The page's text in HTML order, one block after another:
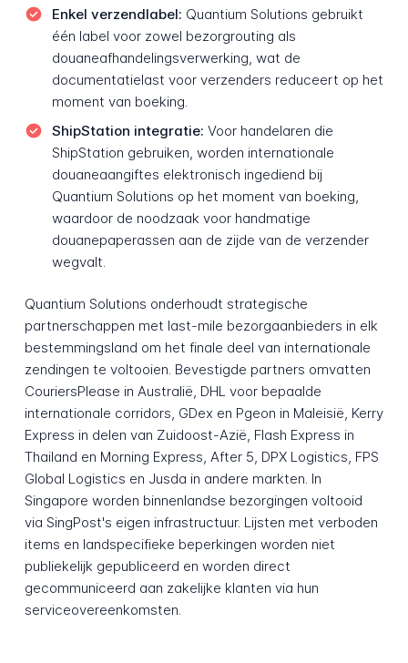
Enkel verzendlabel: Quantium Solutions gebruikt
één label voor zowel bezorgrouting als
douaneafhandelingsverwerking, wat de
documentatielast voor verzenders reduceert op het
moment van boeking.
ShipStation integratie: Voor handelaren die
ShipStation gebruiken, worden internationale
douaneaangiftes elektronisch ingediend bij
Quantium Solutions op het moment van boeking,
waardoor de noodzaak voor handmatige
douanepaperassen aan de zijde van de verzender
wegvalt.
Quantium Solutions onderhoudt strategische
partnerschappen met last-mile bezorgaanbieders in elk
bestemmingsland om het finale deel van internationale
zendingen te voltooien. Bevestigde partners omvatten
CouriersPlease in Australië, DHL voor bepaalde
internationale corridors, GDex en Pgeon in Maleisië, Kerry
Express in delen van Zuidoost-Azië, Flash Express in
Thailand en Morning Express, After 5, DPX Logistics, FPS
Global Logistics en Jusda in andere markten. In
Singapore worden binnenlandse bezorgingen voltooid
via SingPost's eigen infrastructuur. Lijsten met verboden
items en landspecifieke beperkingen worden niet
publiekelijk gepubliceerd en worden direct
gecommuniceerd aan zakelijke klanten via hun
serviceovereenkomsten.